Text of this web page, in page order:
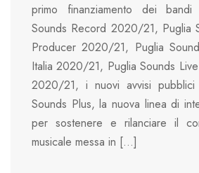
primo finanziamento dei bandi
Sounds Record 2020/21, Puglia
Producer 2020/21, Puglia
Italia 2020/21, Puglia Sounds
2020/21, i nuovi avvisi pubblici
Sounds Plus, la nuova linea di
per sostenere e rilanciare il
musicale messa in […]